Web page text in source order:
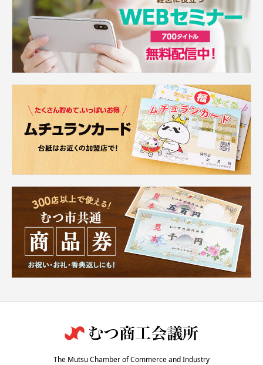
The Mutsu Chamber of Commerce and Industry